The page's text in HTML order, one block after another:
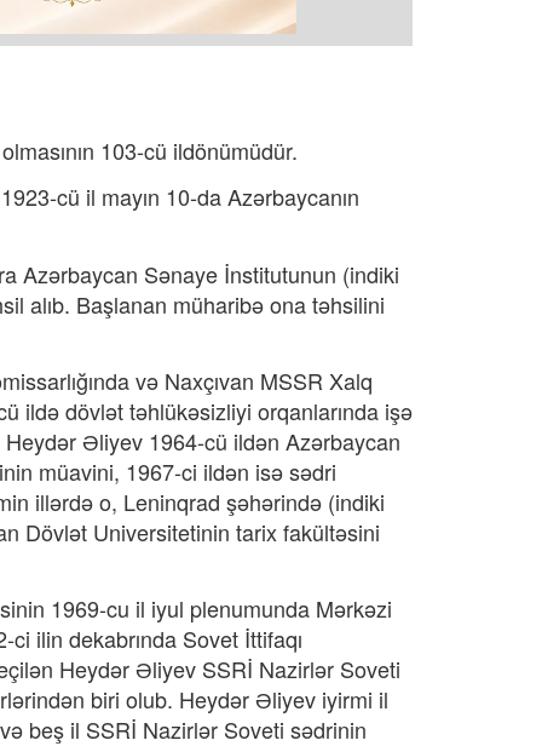
103-cü ildönümüdür.
cü il mayın 10-da Azərbaycanın
Azərbaycan Sənaye İnstitutunun (indiki
alıb. Başlanan müharibə ona təhsilini
və Naxçıvan MSSR Xalq
ildə dövlət təhlükəsizliyi orqanlarında işə
Əliyev 1964-cü ildən Azərbaycan
müavini, 1967-ci ildən isə sədri
illərdə o, Leninqrad şəhərində (indiki
Dövlət Universitetinin tarix fakültəsini
1969-cu il iyul plenumunda Mərkəzi
ilin dekabrında Sovet İttifaqı
Heydər Əliyev SSRİ Nazirlər Soveti
biri olub. Heydər Əliyev iyirmi il
beş il SSRİ Nazirlər Soveti sədrinin